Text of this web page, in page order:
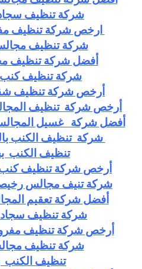
شركة تنظيف
ارخص شركة تنظيف
شركة تنظيف
أفضل شركة تنظيف
شركة تنظيف كنب
أرخص شركة تنظيف
أرخص شركة تنظيف
أفضل شركة غسيل المجالس
شركة تنظيف الكنب
تنظيف الكنب
أرخص شركة تنظيف كنب
شركة تنيف مجالس
أفضل شركة تعقيم
شركة تنظيف سجاد
أرخص شركة تنظيف
شركة تنظيف
تنظيف الكنب